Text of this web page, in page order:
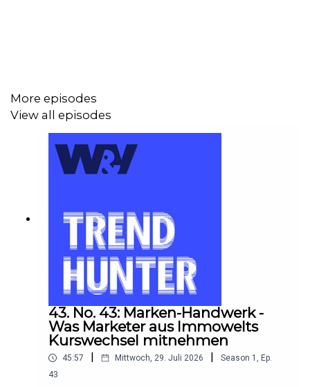
Shownotes:
Ab Mittwoch, 5. Oktober gibt es das Executive Briefing
zum Thema.
Agentur von Marc Sasserath...
die von Neil Heinisch
Interesse an derCommunity "Freunde der Zeit"?
More episodes
View all episodes
43. No. 43: Marken-Handwerk -
Was Marketer aus Immowelts
Kurswechsel mitnehmen
45:57 Mittwoch, 29. Juli 2026 Season 1 , Ep.
43